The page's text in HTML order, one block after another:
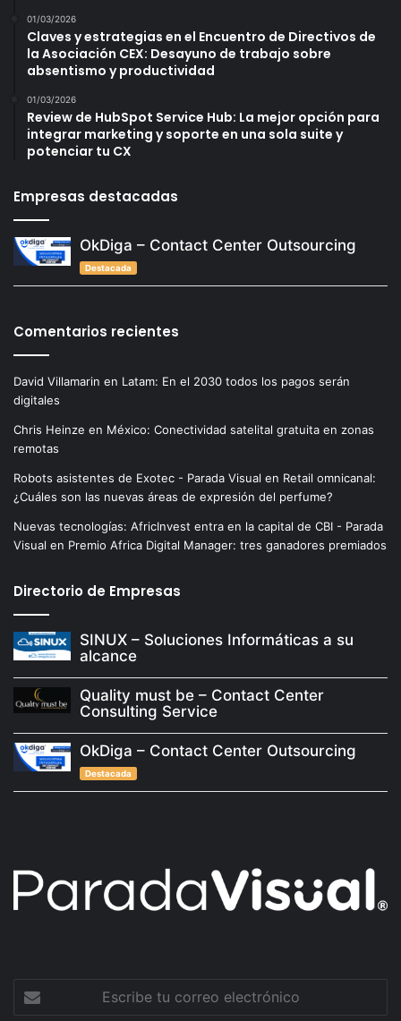
01/03/2026
Claves y estrategias en el Encuentro de Directivos de
la Asociación CEX: Desayuno de trabajo sobre
absentismo y productividad
01/03/2026
Review de HubSpot Service Hub: La mejor opción para
integrar marketing y soporte en una sola suite y
potenciar tu CX
Empresas destacadas
OkDiga – Contact Center Outsourcing
Destacada
Comentarios recientes
David Villamarin en Latam: En el 2030 todos los pagos serán
digitales
Chris Heinze en México: Conectividad satelital gratuita en zonas
remotas
Robots asistentes de Exotec - Parada Visual en Retail omnicanal:
¿Cuáles son las nuevas áreas de expresión del perfume?
Nuevas tecnologías: AfricInvest entra en la capital de CBI - Parada
Visual en Premio Africa Digital Manager: tres ganadores premiados
Directorio de Empresas
SINUX – Soluciones Informáticas a su
alcance
Quality must be – Contact Center
Consulting Service
OkDiga – Contact Center Outsourcing
Destacada